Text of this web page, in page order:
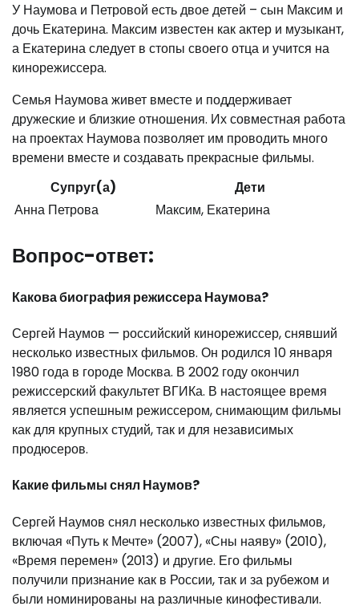
У Наумова и Петровой есть двое детей – сын Максим и
дочь Екатерина. Максим известен как актер и музыкант,
а Екатерина следует в стопы своего отца и учится на
кинорежиссера.
Семья Наумова живет вместе и поддерживает
дружеские и близкие отношения. Их совместная работа
на проектах Наумова позволяет им проводить много
времени вместе и создавать прекрасные фильмы.
Супруг(а)
Дети
Анна Петрова
Максим, Екатерина
Вопрос-ответ:
Какова биография режиссера Наумова?
Сергей Наумов — российский кинорежиссер, снявший
несколько известных фильмов. Он родился 10 января
1980 года в городе Москва. В 2002 году окончил
режиссерский факультет ВГИКа. В настоящее время
является успешным режиссером, снимающим фильмы
как для крупных студий, так и для независимых
продюсеров.
Какие фильмы снял Наумов?
Сергей Наумов снял несколько известных фильмов,
включая «Путь к Мечте» (2007), «Сны наяву» (2010),
«Время перемен» (2013) и другие. Его фильмы
получили признание как в России, так и за рубежом и
были номинированы на различные кинофестивали.